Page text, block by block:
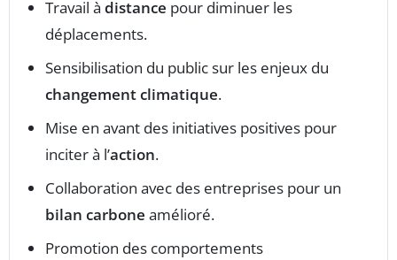
Travail à distance pour diminuer les
déplacements.
Sensibilisation du public sur les enjeux du
changement climatique.
Mise en avant des initiatives positives pour
inciter à l’action.
Collaboration avec des entreprises pour un
bilan carbone amélioré.
Promotion des comportements